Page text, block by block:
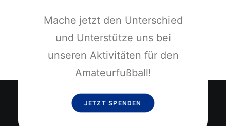
Mache jetzt den Unterschied
und Unterstütze uns bei
unseren Aktivitäten für den
Amateurfußball!
JETZT SPENDEN